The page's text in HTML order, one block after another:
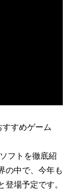
すめゲーム
フトを徹底紹
の中で、今年も
登場予定です。